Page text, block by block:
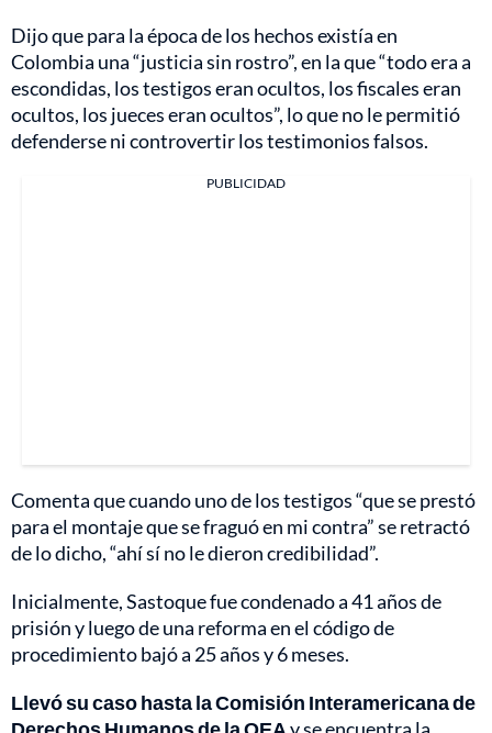
Dijo que para la época de los hechos existía en
Colombia una “justicia sin rostro”, en la que “todo era a
escondidas, los testigos eran ocultos, los fiscales eran
ocultos, los jueces eran ocultos”, lo que no le permitió
defenderse ni controvertir los testimonios falsos.
PUBLICIDAD
Comenta que cuando uno de los testigos “que se prestó
para el montaje que se fraguó en mi contra” se retractó
de lo dicho, “ahí sí no le dieron credibilidad”.
Inicialmente, Sastoque fue condenado a 41 años de
prisión y luego de una reforma en el código de
procedimiento bajó a 25 años y 6 meses.
Llevó su caso hasta la Comisión Interamericana de
Derechos Humanos de la OEAy se encuentra la